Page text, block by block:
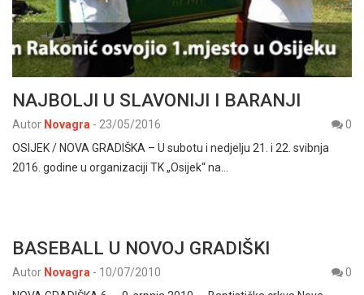
NAJBOLJI U SLAVONIJI I BARANJI
Autor Novagra - 23/05/2016
0
OSIJEK / NOVA GRADIŠKA – U subotu i nedjelju 21. i 22. svibnja
2016. godine u organizaciji TK „Osijek“ na…
BASEBALL U NOVOJ GRADIŠKI
Autor Novagra - 10/07/2010
0